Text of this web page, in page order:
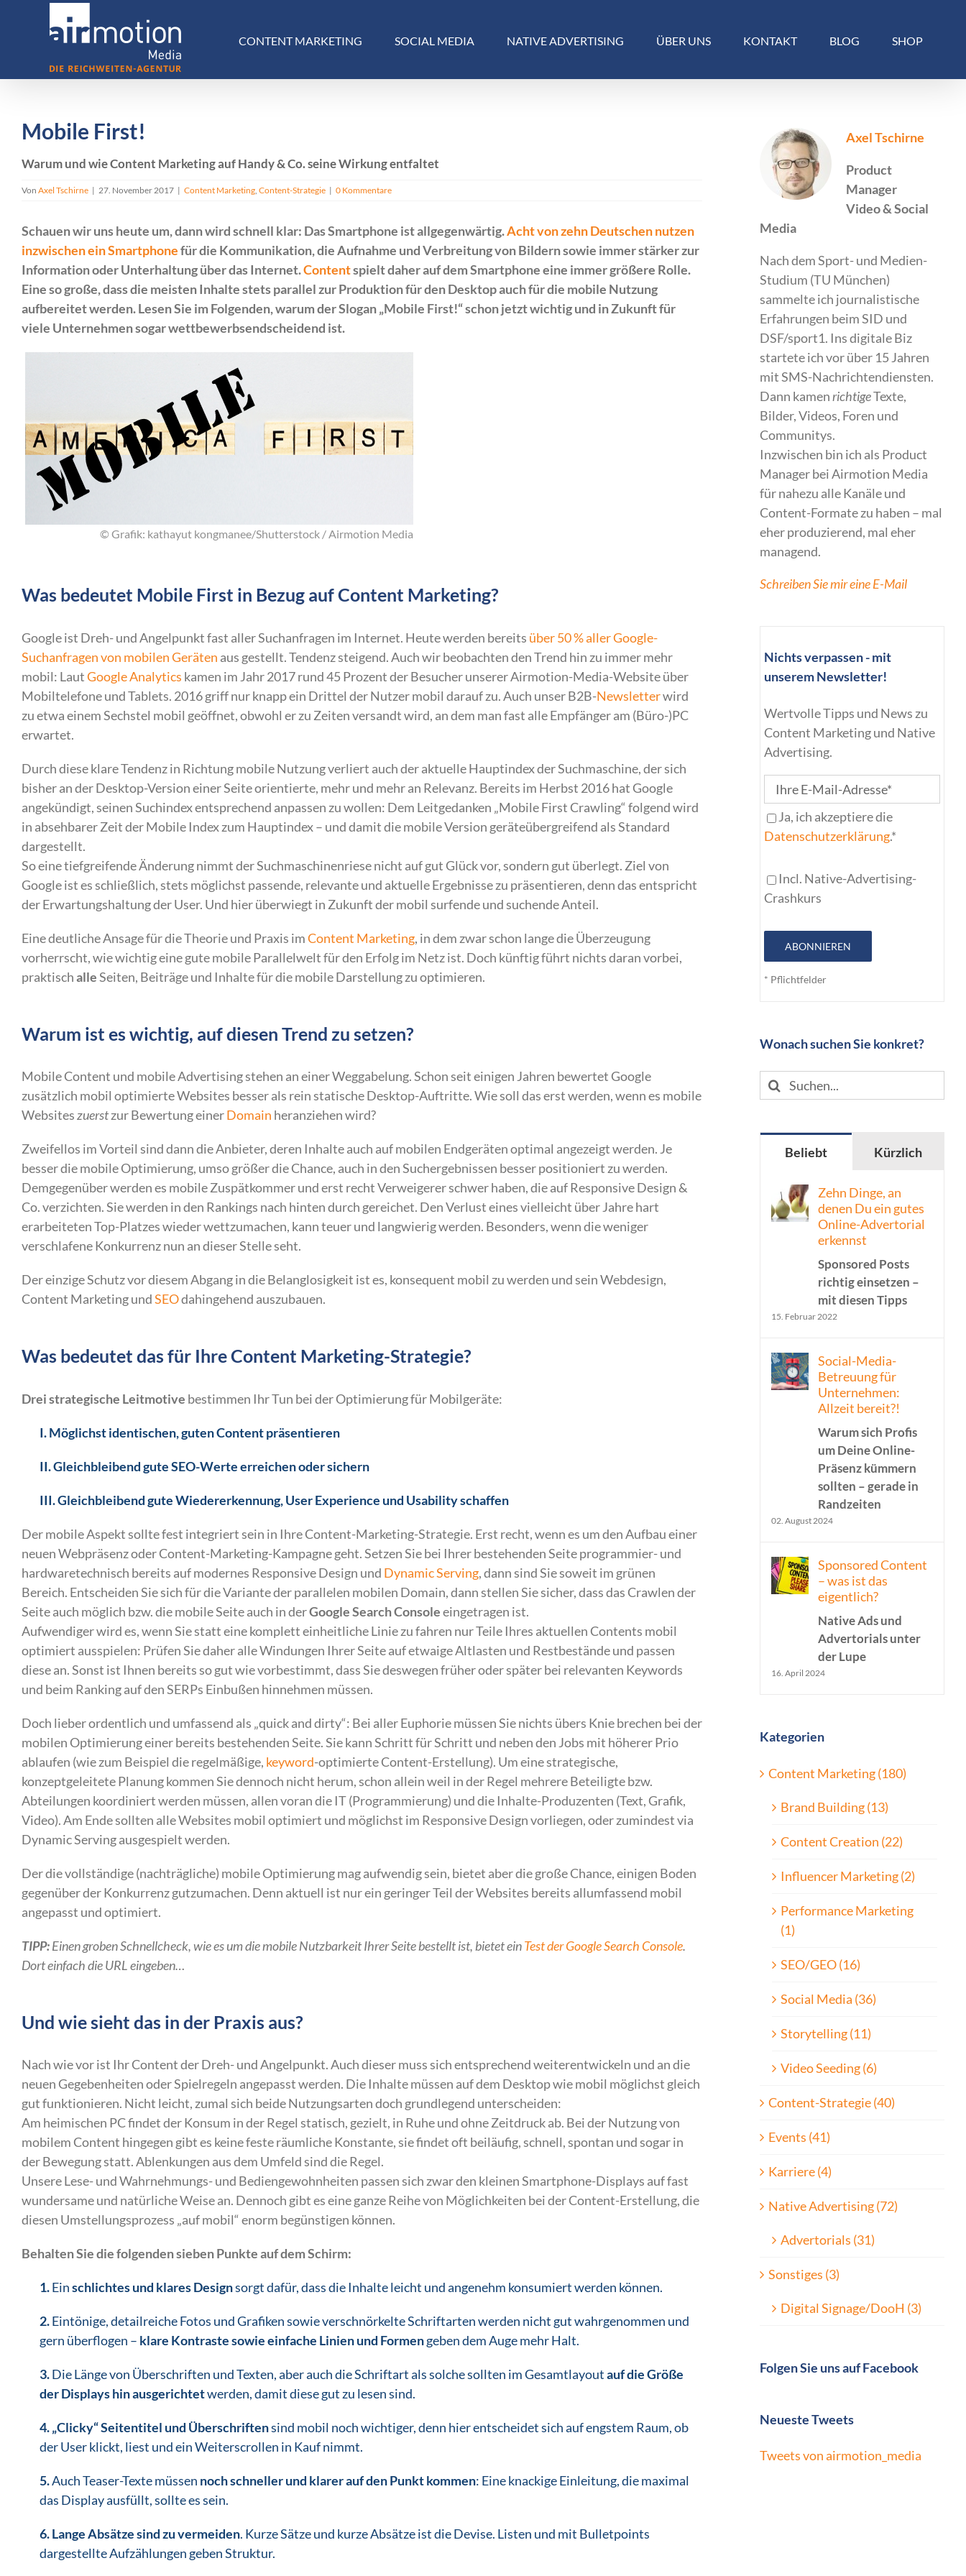
CONTENT MARKETING SOCIAL MEDIA NATIVE ADVERTISING ÜBER UNS KONTAKT BLOG SHOP
Mobile First!
Warum und wie Content Marketing auf Handy & Co. seine Wirkung entfaltet
Von Axel Tschirne | 27. November 2017 | Content Marketing, Content-Strategie | 0 Kommentare
Schauen wir uns heute um, dann wird schnell klar: Das Smartphone ist allgegenwärtig.Acht von zehn Deutschen nutzen
inzwischen ein Smartphonefür die Kommunikation, die Aufnahme und Verbreitung von Bildern sowie immer stärker zur
Information oder Unterhaltung über das Internet.Contentspielt daher auf dem Smartphone eine immer größere Rolle.
Eine so große, dass die meisten Inhalte stets parallel zur Produktion für den Desktop auch für die mobile Nutzung
aufbereitet werden. Lesen Sie im Folgenden, warum der Slogan „Mobile First!“ schon jetzt wichtig und in Zukunft für
viele Unternehmen sogar wettbewerbsendscheidend ist.
© Grafik: kathayut kongmanee/Shutterstock / Airmotion Media
Was bedeutet Mobile First in Bezug auf Content Marketing?
Google ist Dreh- und Angelpunkt fast aller Suchanfragen im Internet. Heute werden bereits über 50 % aller Google-
Suchanfragen von mobilen Geräten aus gestellt. Tendenz steigend. Auch wir beobachten den Trend hin zu immer mehr
mobil: LautGoogle Analytics kamen im Jahr 2017 rund 45 Prozent der Besucher unserer Airmotion-Media-Website über
Mobiltelefone und Tablets. 2016 griff nur knapp ein Drittel der Nutzer mobil darauf zu. Auch unser B2B-Newsletterwird
zu etwa einem Sechstel mobil geöffnet, obwohl er zu Zeiten versandt wird, an dem man fast alle Empfänger am (Büro-)PC
erwartet.
Durch diese klare Tendenz in Richtung mobile Nutzung verliert auch der aktuelle Hauptindex der Suchmaschine, der sich
bisher an der Desktop-Version einer Seite orientierte, mehr und mehr an Relevanz. Bereits im Herbst 2016 hat Google
angekündigt, seinen Suchindex entsprechend anpassen zu wollen: Dem Leitgedanken „Mobile First Crawling“ folgend wird
in absehbarer Zeit der Mobile Index zum Hauptindex – und damit die mobile Version geräteübergreifend als Standard
dargestellt.
So eine tiefgreifende Änderung nimmt der Suchmaschinenriese nicht auf gut Glück vor, sondern gut überlegt. Ziel von
Google ist es schließlich, stets möglichst passende, relevante und aktuelle Ergebnisse zu präsentieren, denn das entspricht
der Erwartungshaltung der User. Und hier überwiegt in Zukunft der mobil surfende und suchende Anteil.
Eine deutliche Ansage für die Theorie und Praxis imContent Marketing, in dem zwar schon lange die Überzeugung
vorherrscht, wie wichtig eine gute mobile Parallelwelt für den Erfolg im Netz ist. Doch künftig führt nichts daran vorbei,
praktischalleSeiten, Beiträge und Inhalte für die mobile Darstellung zu optimieren.
Warum ist es wichtig, auf diesen Trend zu setzen?
Mobile Content und mobile Advertising stehen an einer Weggabelung. Schon seit einigen Jahren bewertet Google
zusätzlich mobil optimierte Websites besser als rein statische Desktop-Auftritte. Wie soll das erst werden, wenn es mobile
Websiteszuerstzur Bewertung einerDomain heranziehen wird?
Zweifellos im Vorteil sind dann die Anbieter, deren Inhalte auch auf mobilen Endgeräten optimal angezeigt werden. Je
besser die mobile Optimierung, umso größer die Chance, auch in den Suchergebnissen besser positioniert zu werden.
Demgegenüber werden es mobile Zuspätkommer und erst recht Verweigerer schwer haben, die auf Responsive Design &
Co. verzichten. Sie werden in den Rankings nach hinten durch gereichet. Den Verlust eines vielleicht über Jahre hart
erarbeiteten Top-Platzes wieder wettzumachen, kann teuer und langwierig werden. Besonders, wenn die weniger
verschlafene Konkurrenz nun an dieser Stelle seht.
Der einzige Schutz vor diesem Abgang in die Belanglosigkeit ist es, konsequent mobil zu werden und sein Webdesign,
Content Marketing undSEOdahingehend auszubauen.
Was bedeutet das für Ihre Content Marketing-Strategie?
Drei strategische Leitmotive bestimmen Ihr Tun bei der Optimierung für Mobilgeräte:
I. Möglichst identischen, guten Content präsentieren
II. Gleichbleibend gute SEO-Werte erreichen oder sichern
III. Gleichbleibend gute Wiedererkennung, User Experience und Usability schaffen
Der mobile Aspekt sollte fest integriert sein in Ihre Content-Marketing-Strategie. Erst recht, wenn es um den Aufbau einer
neuen Webpräsenz oder Content-Marketing-Kampagne geht. Setzen Sie bei Ihrer bestehenden Seite programmier- und
hardwaretechnisch bereits auf modernes Responsive Design und Dynamic Serving, dann sind Sie soweit im grünen
Bereich. Entscheiden Sie sich für die Variante der parallelen mobilen Domain, dann stellen Sie sicher, dass das Crawlen der
Seite auch möglich bzw. die mobile Seite auch in derGoogle Search Consoleeingetragen ist.
Aufwendiger wird es, wenn Sie statt eine komplett einheitliche Linie zu fahren nur Teile Ihres aktuellen Contents mobil
optimiert ausspielen: Prüfen Sie daher alle Windungen Ihrer Seite auf etwaige Altlasten und Restbestände und passen
diese an. Sonst ist Ihnen bereits so gut wie vorbestimmt, dass Sie deswegen früher oder später bei relevanten Keywords
und beim Ranking auf den SERPs Einbußen hinnehmen müssen.
Doch lieber ordentlich und umfassend als „quick and dirty“: Bei aller Euphorie müssen Sie nichts übers Knie brechen bei der
mobilen Optimierung einer bereits bestehenden Seite. Sie kann Schritt für Schritt und neben den Jobs mit höherer Prio
ablaufen (wie zum Beispiel die regelmäßige, keyword-optimierte Content-Erstellung). Um eine strategische,
konzeptgeleitete Planung kommen Sie dennoch nicht herum, schon allein weil in der Regel mehrere Beteiligte bzw.
Abteilungen koordiniert werden müssen, allen voran die IT (Programmierung) und die Inhalte-Produzenten (Text, Grafik,
Video). Am Ende sollten alle Websites mobil optimiert und möglichst im Responsive Design vorliegen, oder zumindest via
Dynamic Serving ausgespielt werden.
Der die vollständige (nachträgliche) mobile Optimierung mag aufwendig sein, bietet aber die große Chance, einigen Boden
gegenüber der Konkurrenz gutzumachen. Denn aktuell ist nur ein geringer Teil der Websites bereits allumfassend mobil
angepasst und optimiert.
TIPP:Einen groben Schnellcheck, wie es um die mobile Nutzbarkeit Ihrer Seite bestellt ist, bietet einTest der Google Search Console.
Dort einfach die URL eingeben…
Und wie sieht das in der Praxis aus?
Nach wie vor ist Ihr Content der Dreh- und Angelpunkt. Auch dieser muss sich entsprechend weiterentwickeln und an die
neuen Gegebenheiten oder Spielregeln angepasst werden. Die Inhalte müssen auf dem Desktop wie mobil möglichst gleich
gut funktionieren. Nicht leicht, zumal sich beide Nutzungsarten doch grundlegend unterscheiden:
Am heimischen PC findet der Konsum in der Regel statisch, gezielt, in Ruhe und ohne Zeitdruck ab. Bei der Nutzung von
mobilem Content hingegen gibt es keine feste räumliche Konstante, sie findet oft beiläufig, schnell, spontan und sogar in
der Bewegung statt. Ablenkungen aus dem Umfeld sind die Regel.
Unsere Lese- und Wahrnehmungs- und Bediengewohnheiten passen sich zwar den kleinen Smartphone-Displays auf fast
wundersame und natürliche Weise an. Dennoch gibt es eine ganze Reihe von Möglichkeiten bei der Content-Erstellung, die
diesen Umstellungsprozess „auf mobil“ enorm begünstigen können.
Behalten Sie die folgenden sieben Punkte auf dem Schirm:
1.Einschlichtes und klares Designsorgt dafür, dass die Inhalte leicht und angenehm konsumiert werden können.
2.Eintönige, detailreiche Fotos und Grafiken sowie verschnörkelte Schriftarten werden nicht gut wahrgenommen und
gern überflogen – klare Kontraste sowie einfache Linien und Formengeben dem Auge mehr Halt.
3.Die Länge von Überschriften und Texten, aber auch die Schriftart als solche sollten im Gesamtlayoutauf die Größe
der Displays hin ausgerichtetwerden, damit diese gut zu lesen sind.
4.„Clicky“ Seitentitel und Überschriftensind mobil noch wichtiger, denn hier entscheidet sich auf engstem Raum, ob
der User klickt, liest und ein Weiterscrollen in Kauf nimmt.
5.Auch Teaser-Texte müssen noch schneller und klarer auf den Punkt kommen: Eine knackige Einleitung, die maximal
das Display ausfüllt, sollte es sein.
6.Lange Absätze sind zu vermeiden. Kurze Sätze und kurze Absätze ist die Devise. Listen und mit Bulletpoints
dargestellte Aufzählungen geben Struktur.
Axel Tschirne
Product
Manager
Video & Social
Media
Nach dem Sport- und Medien-
Studium (TU München)
sammelte ich journalistische
Erfahrungen beim SID und
DSF/sport1. Ins digitale Biz
startete ich vor über 15 Jahren
mit SMS-Nachrichtendiensten.
Dann kamenrichtigeTexte,
Bilder, Videos, Foren und
Communitys.
Inzwischen bin ich als Product
Manager bei Airmotion Media
für nahezu alle Kanäle und
Content-Formate zu haben – mal
eher produzierend, mal eher
managend.
Schreiben Sie mir eine E-Mail
Nichts verpassen - mit
unserem Newsletter!
Wertvolle Tipps und News zu
Content Marketing und Native
Advertising.
Ja, ich akzeptiere die
Datenschutzerklärung.*
Incl. Native-Advertising-
Crashkurs
ABONNIEREN
* Pflichtfelder
Wonach suchen Sie konkret?
Suche
nach:
Beliebt Kürzlich
Zehn Dinge, an
denen Du ein gutes
Online-Advertorial
erkennst
Sponsored Posts
richtig einsetzen –
mit diesen Tipps
15. Februar 2022
Social-Media-
Betreuung für
Unternehmen:
Allzeit bereit?!
Warum sich Profis
um Deine Online-
Präsenz kümmern
sollten – gerade in
Randzeiten
02. August 2024
Sponsored Content
– was ist das
eigentlich?
Native Ads und
Advertorials unter
der Lupe
16. April 2024
Kategorien
Content Marketing (180)
Brand Building (13)
Content Creation (22)
Influencer Marketing (2)
Performance Marketing
(1)
SEO/GEO (16)
Social Media (36)
Storytelling (11)
Video Seeding (6)
Content-Strategie (40)
Events (41)
Karriere (4)
Native Advertising (72)
Advertorials (31)
Sonstiges (3)
Digital Signage/DooH (3)
Folgen Sie uns auf Facebook
Neueste Tweets
Tweets von airmotion_media